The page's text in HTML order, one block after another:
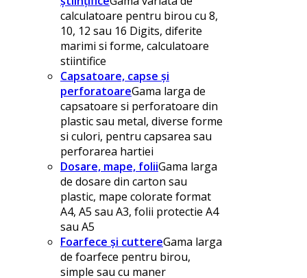
calculatoare pentru birou cu 8,
10, 12 sau 16 Digits, diferite
marimi si forme, calculatoare
stiintifice
Capsatoare, capse și
perforatoareGama larga de
capsatoare si perforatoare din
plastic sau metal, diverse forme
si culori, pentru capsarea sau
perforarea hartiei
Dosare, mape, foliiGama larga
de dosare din carton sau
plastic, mape colorate format
A4, A5 sau A3, folii protectie A4
sau A5
Foarfece și cuttereGama larga
de foarfece pentru birou,
simple sau cu maner